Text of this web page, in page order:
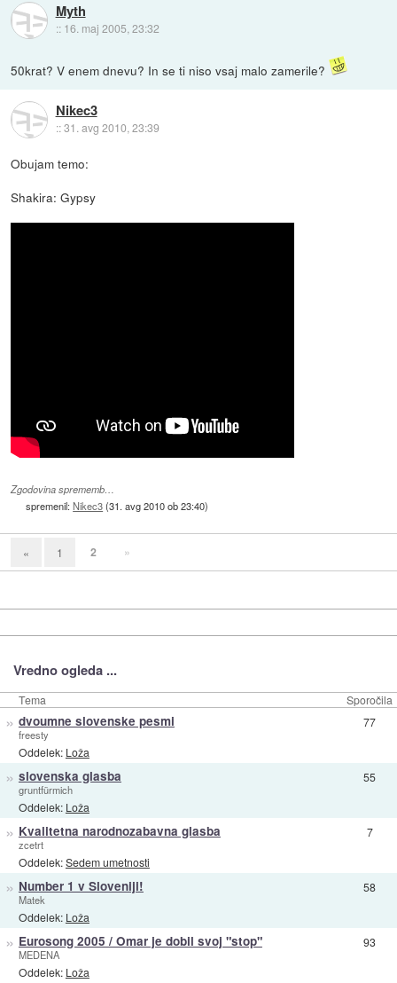
Myth
:: 16. maj 2005, 23:32
50krat? V enem dnevu? In se ti niso vsaj malo zamerile?
Nikec3
::31. avg 2010, 23:39
Obujam temo:
Shakira: Gypsy
Zgodovina sprememb…
spremenil:Nikec3(31. avg 2010 ob 23:40)
« 1 2 »
Vredno ogleda ...
Tema Sporočila
» dvoumne slovenske pesmi
freesty
Oddelek: Loža
77
» slovenska glasba
gruntfürmich
Oddelek: Loža
55
» Kvalitetna narodnozabavna glasba
zcetrt
Oddelek:Sedem umetnosti
7
» Number 1 v Sloveniji!
Matek
Oddelek: Loža
58
» Eurosong 2005 / Omar je dobil svoj "stop"
MEDENA
Oddelek: Loža
93